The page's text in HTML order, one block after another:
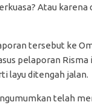
Atau karena
tersebut ke
pelaporan Risma
layu ditengah jalan.
telah